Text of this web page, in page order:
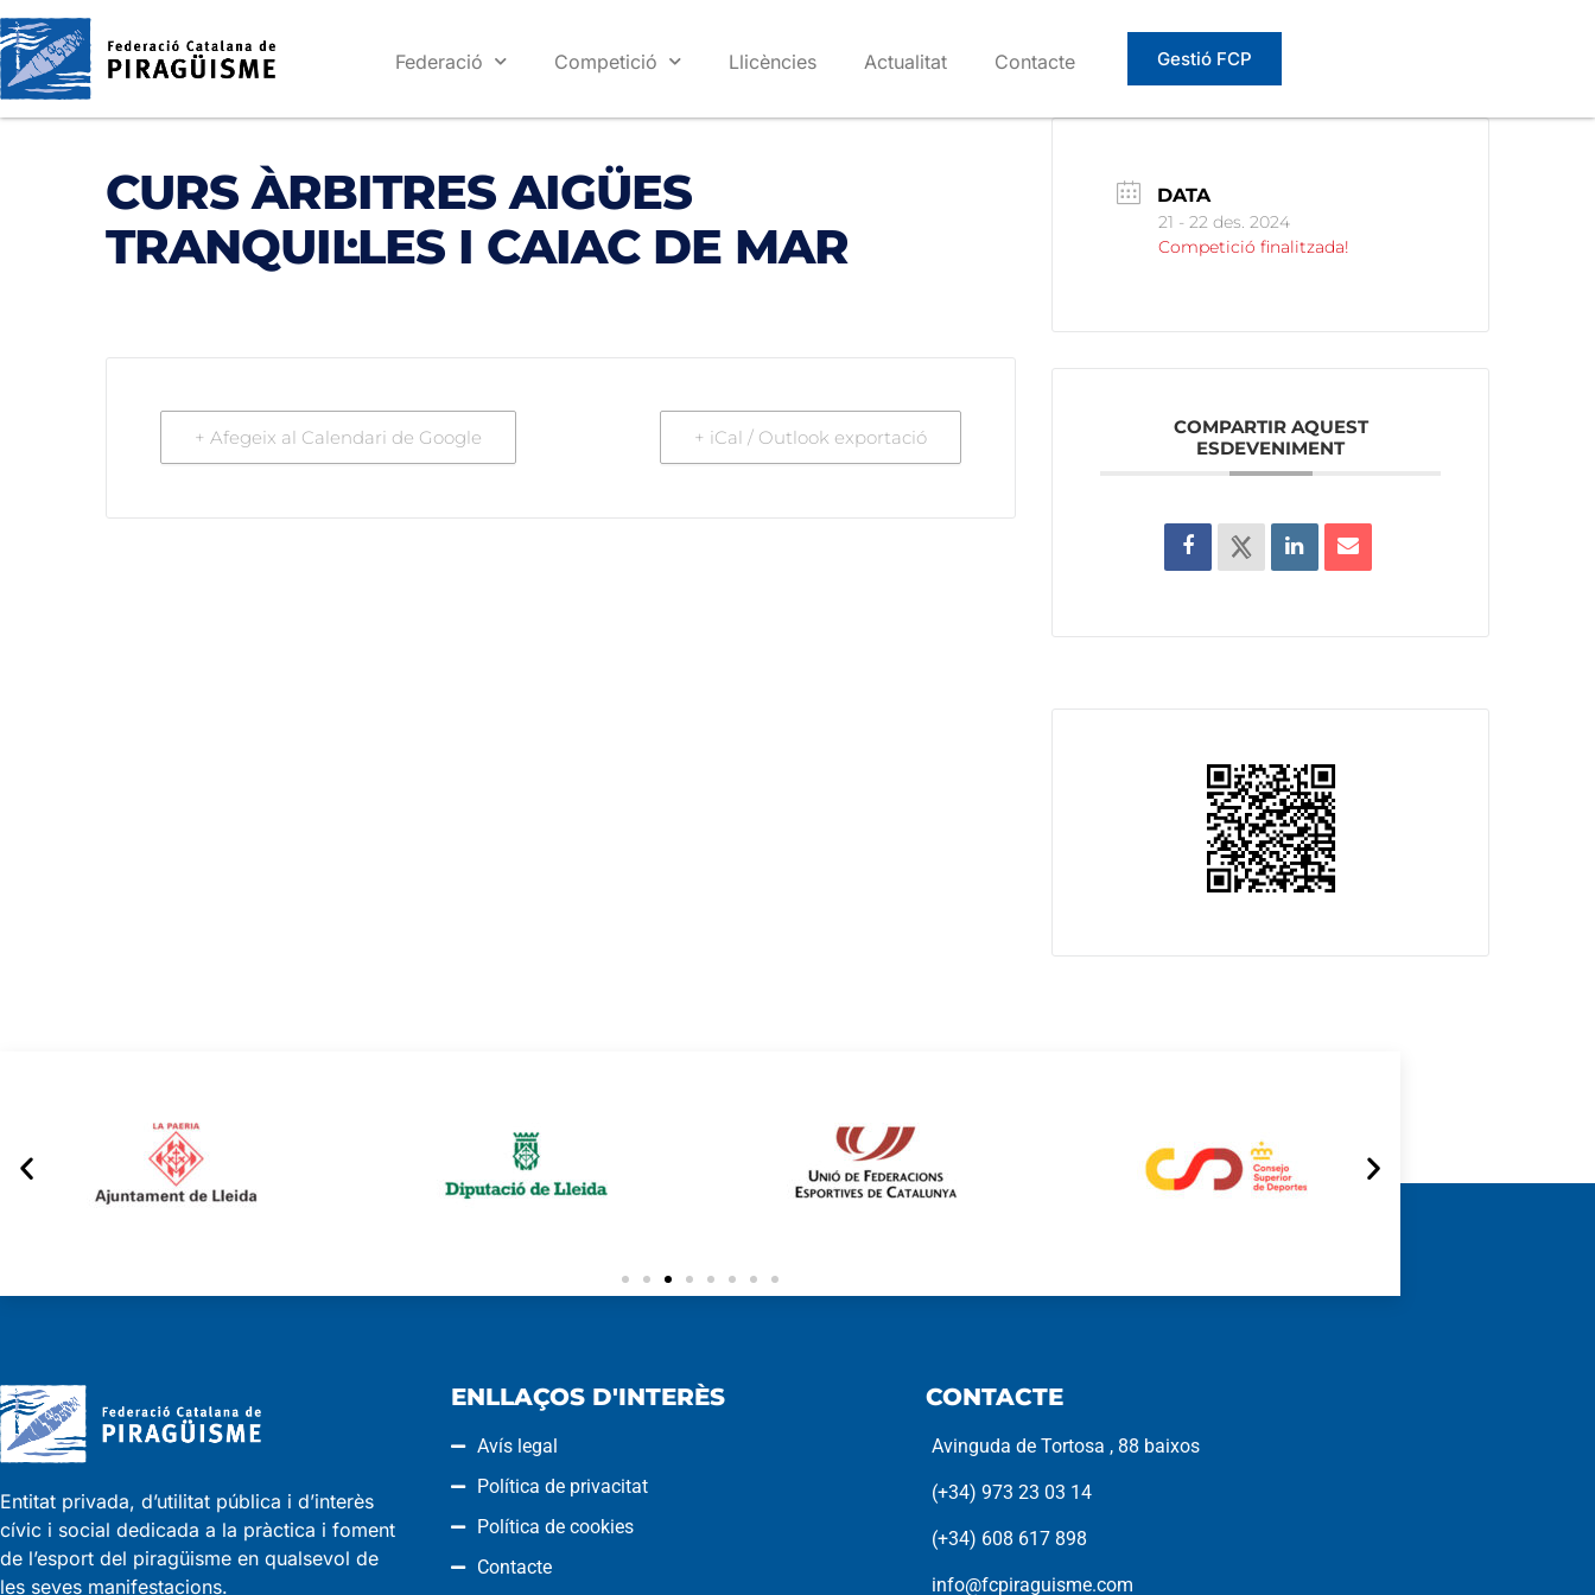
Federació Competició Llicències Actualitat Contacte Gestió FCP
CURS ÀRBITRES AIGÜES
TRANQUIL·LES I CAIAC DE MAR
+ Afegeix al Calendari de Google + iCal / Outlook exportació
DATA
21 - 22 des. 2024
Competició finalitzada!
COMPARTIR AQUEST
ESDEVENIMENT
Entitat privada, d’utilitat pública i d’interès
cívic i social dedicada a la pràctica i foment
de l’esport del piragüisme en qualsevol de
les seves manifestacions.
ENLLAÇOS D'INTERÈS
Avís legal
Política de privacitat
Política de cookies
Contacte
CONTACTE
Avinguda de Tortosa , 88 baixos
(+34) 973 23 03 14
(+34) 608 617 898
info@fcpiraguisme.com